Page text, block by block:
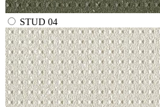
STUD 04